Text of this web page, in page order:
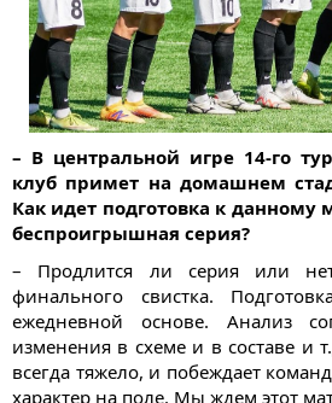
– В центральной игре 14-го
клуб примет на домашнем
Как идет подготовка к данному
беспроигрышная серия?
– Продлится ли серия или
финального свистка.
ежедневной основе. Анализ
изменения в схеме и в составе и
всегда тяжело, и побеждает
характер на поле. Мы ждем этот